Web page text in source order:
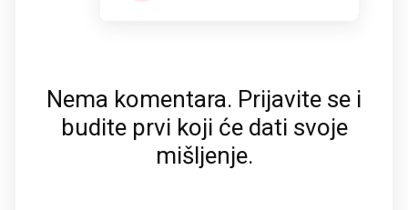
Nema komentara. Prijavite se i
budite prvi koji će dati svoje
mišljenje.